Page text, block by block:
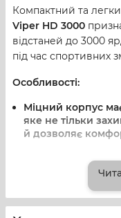
Компактний та
Viper HD 3000
відстаней до 3000
під час спортивних
Особливості:
Міцний корпус
яке не тільки
й дозволяє
вологи, пилу і
Чіткий
зрозумілим меню